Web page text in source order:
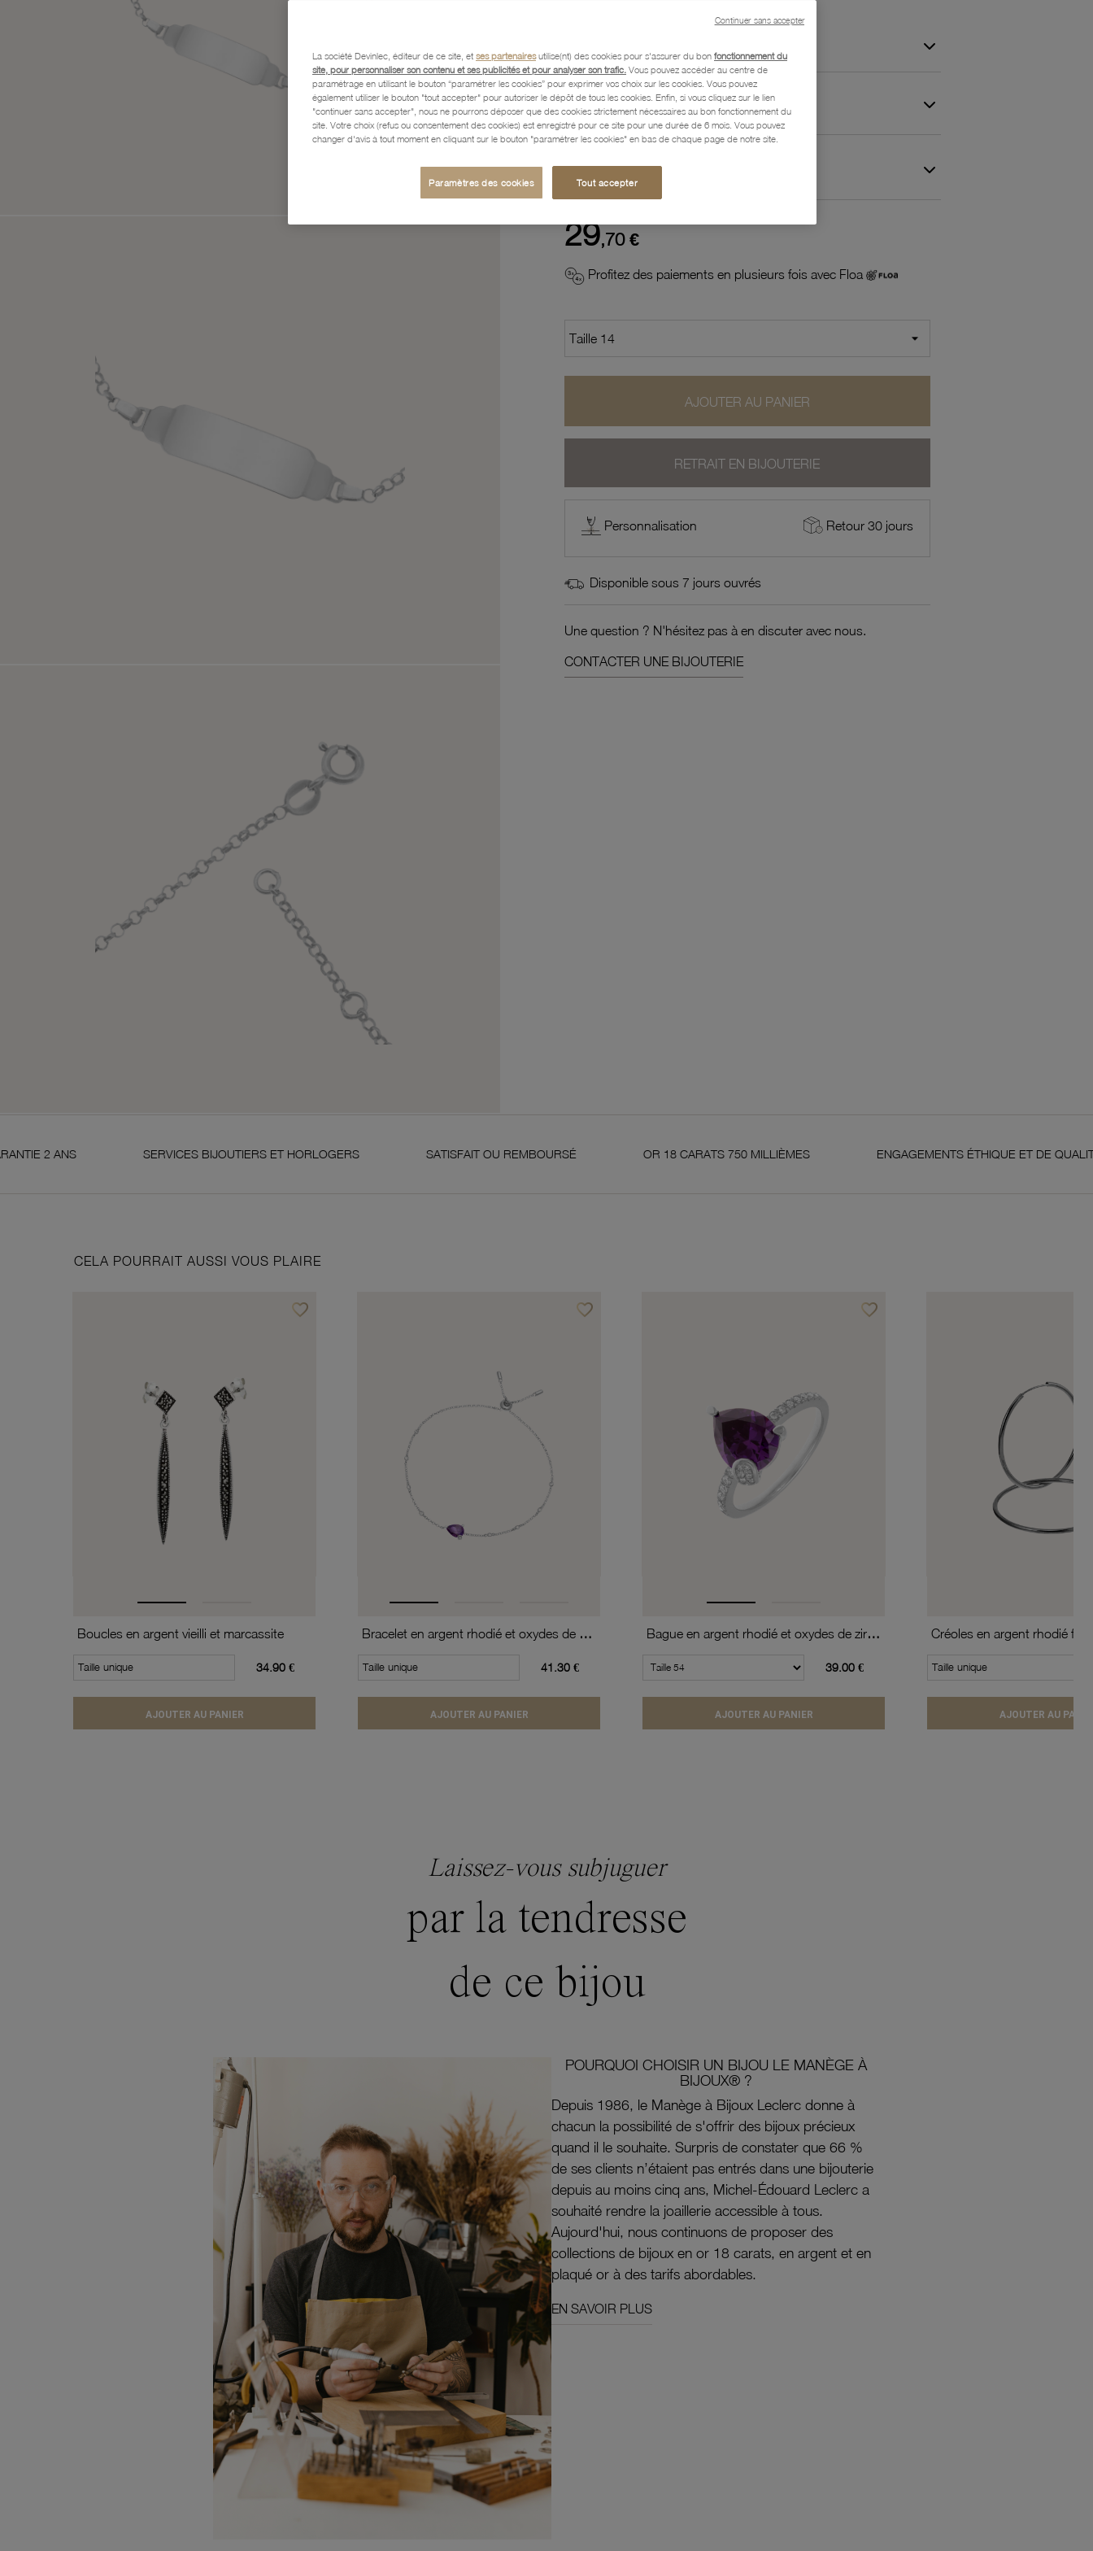
Caractéristiques détaillées
Paiement, Livraison, Retours et Garantie
29,70 €
Profitez des paiements en plusieurs fois avec Floa
AJOUTER AU PANIER
RETRAIT EN BIJOUTERIE
Personnalisation Retour 30 jours
Disponible sous 7 jours ouvrés
Une question ? N'hésitez pas à en discuter avec nous.
CONTACTER UNE BIJOUTERIE
SERVICES BIJOUTIERS ET HORLOGERS SATISFAIT OU REMBOURSÉ OR 18 CARATS 750 MILLIÈMES ENGAGEMENTS ÉTHIQUE ET DE QUALITÉ
CELA POURRAIT AUSSI VOUS PLAIRE
favorite_borderAjouter à vos favoris
Boucles en argent vieilli et marcassite
Taille unique 34.90 €
AJOUTER AU PANIER
favorite_borderAjouter à vos favoris
Bracelet en argent rhodié et oxydes de zirconium
Taille unique 41.30 €
AJOUTER AU PANIER
favorite_borderAjouter à vos favoris
Bague en argent rhodié et oxydes de zirconium
39.00 €
AJOUTER AU PANIER
Taille unique
AJOUTER AU
Laissez-vous subjuguer
par la tendresse
de ce bijou
POURQUOI CHOISIR UN BIJOU LE MANÈGE À
BIJOUX® ?
Depuis 1986, le Manège à Bijoux Leclerc donne à
chacun la possibilité de s'offrir des bijoux précieux
quand il le souhaite. Surpris de constater que 66 %
de ses clients n’étaient pas entrés dans une bijouterie
depuis au moins cinq ans, Michel-Édouard Leclerc a
souhaité rendre la joaillerie accessible à tous.
Aujourd'hui, nous continuons de proposer des
collections de bijoux en or 18 carats, en argent et en
plaqué or à des tarifs abordables.
EN SAVOIR PLUS
La société Devinlec, éditeur de ce site, et ses partenairesutilise(nt) des cookies pour s'assurer du bon fonctionnement du
site, pour personnaliser son contenu et ses publicités et pour analyser son trafic. Vous pouvez accéder au centre de
paramétrage en utilisant le bouton “paramétrer les cookies” pour exprimer vos choix sur les cookies. Vous pouvez
également utiliser le bouton "tout accepter" pour autoriser le dépôt de tous les cookies. Enfin, si vous cliquez sur le lien
"continuer sans accepter", nous ne pourrons déposer que des cookies strictement nécessaires au bon fonctionnement du
site. Votre choix (refus ou consentement des cookies) est enregistré pour ce site pour une durée de 6 mois. Vous pouvez
changer d'avis à tout moment en cliquant sur le bouton "paramétrer les cookies" en bas de chaque page de notre site.
Paramètres des cookies Tout accepter
Continuer sans accepter